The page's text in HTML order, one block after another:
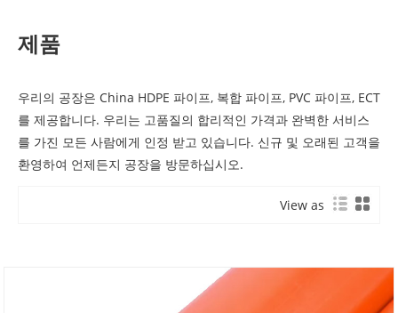
제품
우리의 공장은 China HDPE 파이프, 복합 파이프, PVC 파이프, ECT
를 제공합니다. 우리는 고품질의 합리적인 가격과 완벽한 서비스
를 가진 모든 사람에게 인정 받고 있습니다. 신규 및 오래된 고객을
환영하여 언제든지 공장을 방문하십시오.
View as